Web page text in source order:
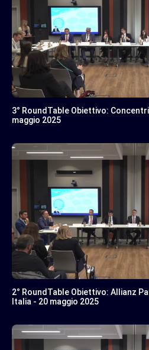
3° RoundTable Obiettivo:
maggio 2025
2° RoundTable Obiettivo: Allianz
Italia - 20 maggio 2025